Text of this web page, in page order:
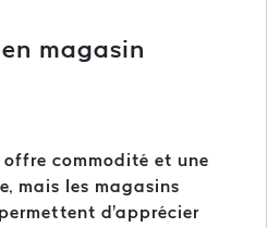
en magasin
offre commodité et une
mais les magasins
permettent d'apprécier